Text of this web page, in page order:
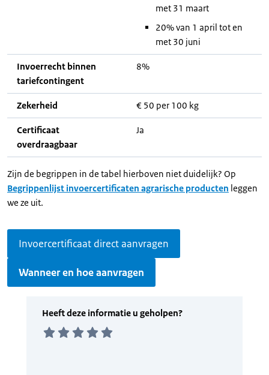
met 31 maart
20% van 1 april tot en
met 30 juni
Invoerrecht binnen
tariefcontingent
8%
Zekerheid € 50 per 100 kg
Certificaat
overdraagbaar
Ja
Zijn de begrippen in de tabel hierboven niet duidelijk? Op
Begrippenlijst invoercertificaten agrarische producten leggen
we ze uit.
Invoercertificaat direct aanvragen
Wanneer en hoe aanvragen